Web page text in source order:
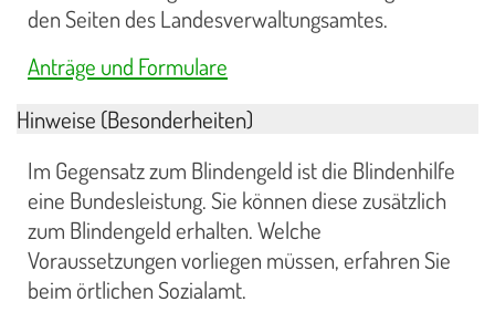
den Seiten des Landesverwaltungsamtes.
Anträge und Formulare
Hinweise (Besonderheiten)
Im Gegensatz zum Blindengeld ist die Blindenhilfe
eine Bundesleistung. Sie können diese zusätzlich
zum Blindengeld erhalten. Welche
Voraussetzungen vorliegen müssen, erfahren Sie
beim örtlichen Sozialamt.